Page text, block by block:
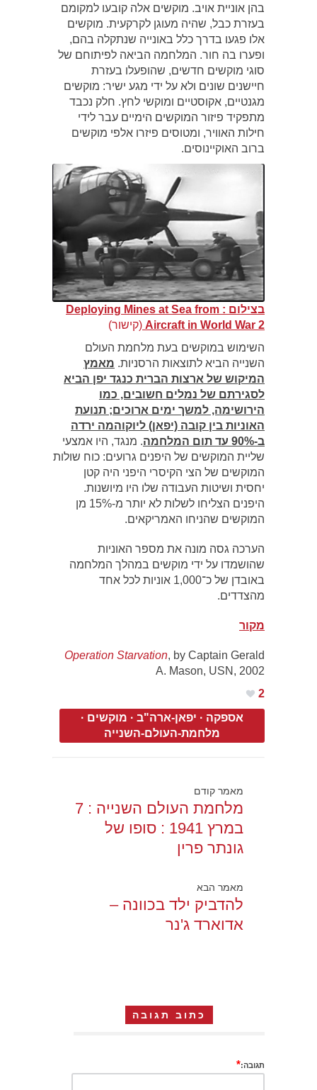
בהן אוניית אויב. מוקשים אלה קובעו למקומם
בעזרת כבל, שהיה מעוגן לקרקעית. מוקשים
אלו פגעו בדרך כלל באונייה שנתקלה בהם,
ופערו בה חור. המלחמה הביאה לפיתוחם של
סוגי מוקשים חדשים, שהופעלו בעזרת
חיישנים שונים ולא על ידי מגע ישיר: מוקשים
מגנטיים, אקוסטיים ומוקשי לחץ. חלק נכבד
מתפקיד פיזור המוקשים הימיים עבר לידי
חילות האוויר, ומטוסים פיזרו אלפי מוקשים
ברוב האוקיינוסים.
בצילום : Deploying Mines at Sea from
Aircraft in World War 2 (קישור)
השימוש במוקשים בעת מלחמת העולם
השנייה הביא לתוצאות הרסניות. מאמץ
המיקוש של ארצות הברית כנגד יפן הביא
לסגירתם של נמלים חשובים, כמו
הירושימה, למשך ימים ארוכים; תנועת
האוניות בין קובה (יפאן) ליוקוהמה ירדה
ב-90% עד תום המלחמה
. מנגד, היו אמצעי
שליית המוקשים של היפנים גרועים: כוח שולות
המוקשים של הצי הקיסרי היפני היה קטן
יחסית ושיטות העבודה שלו היו מיושנות.
היפנים הצליחו לשלות לא יותר מ-15% מן
המוקשים שהניחו האמריקאים.
הערכה גסה מונה את מספר האוניות
שהושמדו על ידי מוקשים במהלך המלחמה
באובדן של כ־1,000 אוניות לכל אחד
מהצדדים.
מקור
Operation Starvation, by Captain Gerald
A. Mason, USN, 2002
2
אספקה · יפאן-ארה"ב · מוקשים ·
מלחמת-העולם-השנייה
מאמר קודם
מלחמת העולם השנייה : 7
במרץ 1941 : סופו של
גונתר פרין
מאמר הבא
להדביק ילד בכוונה –
אדוארד ג'נר
כתוב תגובה
תגובה:*